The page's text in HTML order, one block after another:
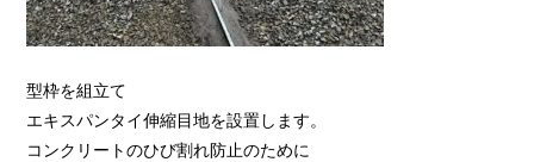
型枠を組立て
エキスパンタイ伸縮目地を設置します。
コンクリートのひび割れ防止のために